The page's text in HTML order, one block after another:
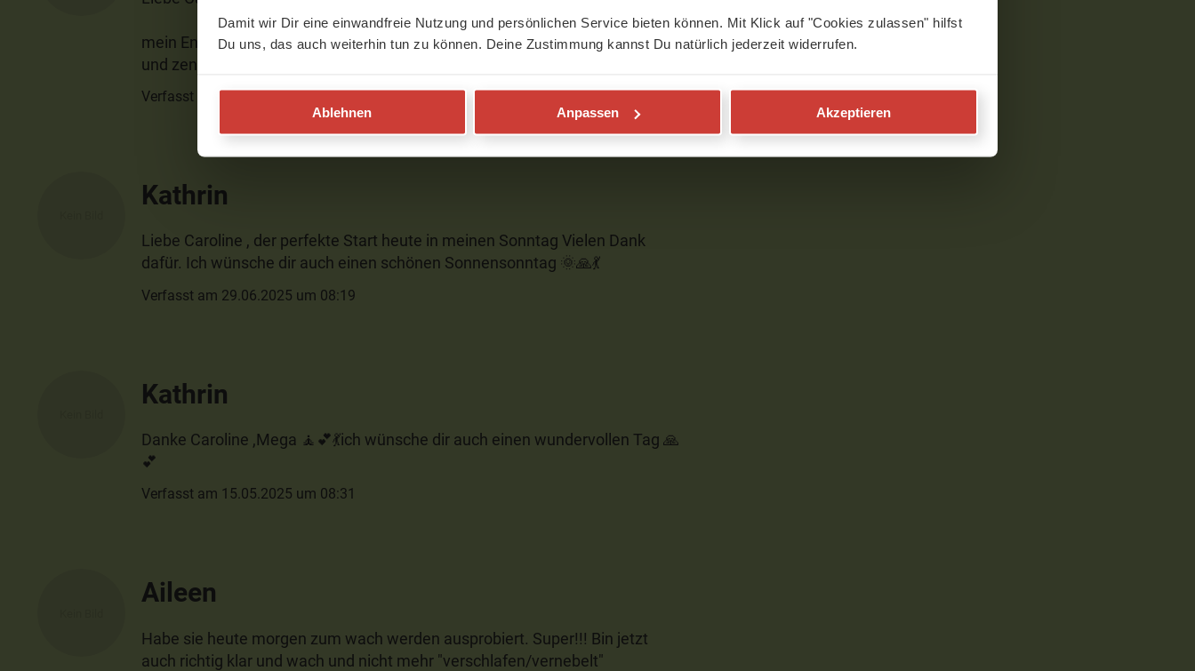
Damit wir Dir eine einwandfreie Nutzung und persönlichen Service bieten können. Mit Klick auf "Cookies zulassen" hilfst
Du uns, das auch weiterhin tun zu können. Deine Zustimmung kannst Du natürlich jederzeit widerrufen.
Ablehnen Anpassen Akzeptieren
mein Energielevel ist auf jeden Fall gestiegen. Ich fühle mich glücklich, gelöst
und zentriert. Genau das, was ich an diesem Morgen gebraucht habe. 💕
Verfasst am 06.08.2025 um 08:06
Kathrin
Liebe Caroline , der perfekte Start heute in meinen Sonntag Vielen Dank
dafür. Ich wünsche dir auch einen schönen Sonnensonntag 🌞🙏💃
Verfasst am 29.06.2025 um 08:19
Kathrin
Danke Caroline ,Mega 🧘💕💃ich wünsche dir auch einen wundervollen Tag 🙏
💕
Verfasst am 15.05.2025 um 08:31
Aileen
Habe sie heute morgen zum wach werden ausprobiert. Super!!! Bin jetzt
auch richtig klar und wach und nicht mehr "verschlafen/vernebelt"